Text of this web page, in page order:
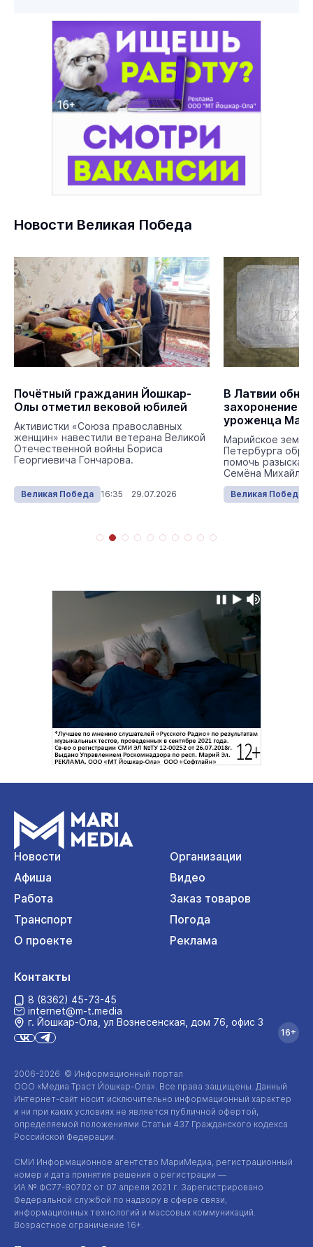
Новости Великая Победа
Почётный гражданин Йошкар-
Олы отметил вековой юбилей
Активистки «Союза православных
женщин» навестили ветерана Великой
Отечественной войны Бориса
Георгиевича Гончарова.
Великая Победа 16:35 29.07.2026
В Латвии
захоронение
уроженца
Марийское
Петербурга
помочь
Семёна
Великая Победа
Новости
Организации
Афиша
Видео
Работа
Заказ товаров
Транспорт
Погода
О проекте
Реклама
2006-2026 © Информационный портал
ООО «Медиа Траст Йошкар-Ола». Все права защищены. Данный
Интернет-сайт носит исключительно информационный характер
и ни при каких условиях не является публичной офертой,
определяемой положениями Статьи 437 Гражданского кодекса
Российской Федерации.
СМИ Информационное агентство МариМедиа, регистрационный
номер и дата принятия решения о регистрации —
ИА № ФС77-80702 от 07 апреля 2021 г. Зарегистрировано
Федеральной службой по надзору в сфере связи,
информационных технологий и массовых коммуникаций.
Возрастное ограничение 16+.
Контакты
8 (8362) 45-73-45
internet@m-t.media
г. Йошкар‑Ола, ул Вознесенская, дом 76, офис 3
16+